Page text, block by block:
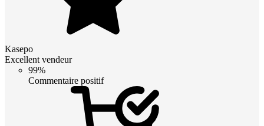
Kasepo
Excellent vendeur
99%
Commentaire positif